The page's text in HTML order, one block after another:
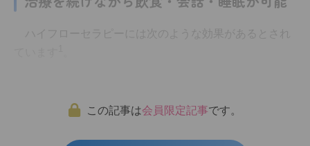
ハイフローセラピーには次のような効果があるとされ
この記事は会員限定記事です。